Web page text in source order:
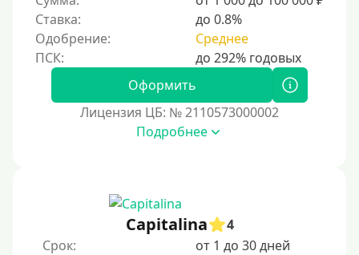
Ставка:
до 0.8%
Одобрение:
Среднее
Оформить
Лицензия ЦБ: № 2110573000002
Подробнее
Capitalina
4
Срок:
от 1 до 30 дней